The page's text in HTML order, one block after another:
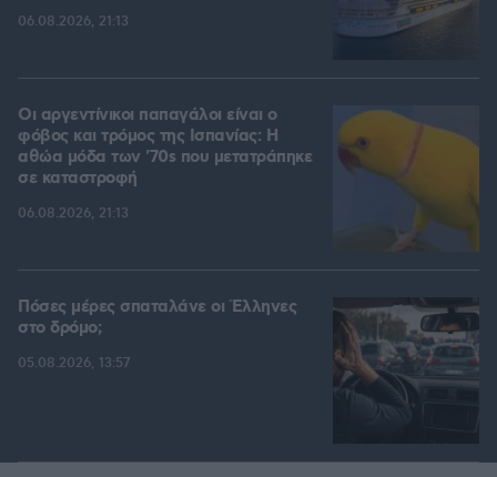
06.08.2026, 21:13
Οι αργεντίνικοι παπαγάλοι είναι ο
φόβος και τρόμος της Ισπανίας: Η
αθώα μόδα των '70s που μετατράπηκε
σε καταστροφή
06.08.2026, 21:13
Πόσες μέρες σπαταλάνε οι Έλληνες
στο δρόμο;
05.08.2026, 13:57